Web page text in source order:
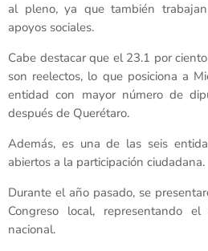
al pleno, ya que también
apoyos sociales.
Cabe destacar que el 23.1 por
son reelectos, lo que posiciona a
entidad con mayor número de
después de Querétaro.
Además, es una de las seis
abiertos a la participación ciudadana.
Durante el año pasado, se
Congreso local, representando
nacional.